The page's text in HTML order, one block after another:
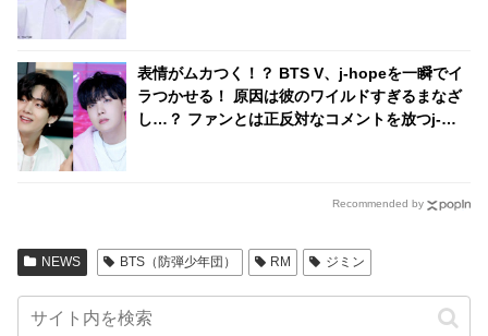
表情がムカつく！？ BTS V、j-hopeを一瞬でイ
ラつかせる！ 原因は彼のワイルドすぎるまなざ
し…？ ファンとは正反対なコメントを放つj-
Recommended by
NEWS BTS（防弾少年団） RM ジミン